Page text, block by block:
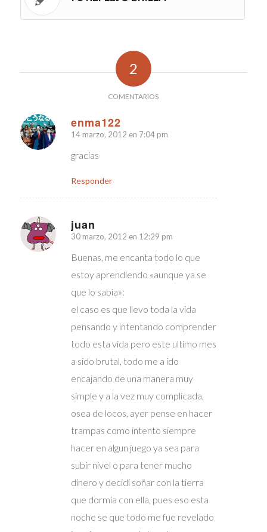
2
COMENTARIOS
enma122
Dice:
14 marzo, 2012 en 7:04 pm
gracías
Responder
juan
Dice:
30 marzo, 2012 en 12:29 pm
Buenas, me encanta todo lo que
estoy aprendiendo «aunque ya se
que lo sabia»:
el caso es que llevo toda la vida
pensando y intentando comprender
todo esta vida pero este ultimo mes
a sido brutal, todo me a ido
encajando de una manera muy
simple y a la vez muy complicada,
osea de locos, ayer pense en hacer
trampas como intento siempre
hacer en algun juego ya sea para
subir nivel o para tener mucho
dinero y decidi soñar con la tierra
que dormia con ella, pues eso esta
noche se que todo me fue revelado